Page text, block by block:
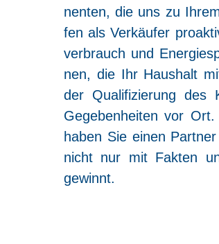
nen­ten, die uns zu
fen als Ver­käu­fer
ver­brauch und
nen, die Ihr Haus­halt
der Qua­li­fi­zie­rung des
Gege­ben­hei­ten vor
haben Sie einen
nicht nur mit Fak­ten
gewinnt.